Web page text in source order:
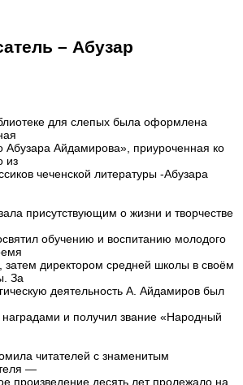
– Абузар
для слепых была оформлена
Абузара Айдамирова», приуроченная ко
из
чеченской литературы -Абузара
присутствующим о жизни и творчестве
обучению и воспитанию молодого
затем директором средней школы в своём
За
деятельность А. Айдамиров был
и получил звание «Народный
читателей с знаменитым
—
произведение десять лет пролежало на